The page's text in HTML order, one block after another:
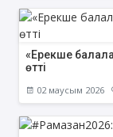
«Ерекше
өтті
02 маусым 2026